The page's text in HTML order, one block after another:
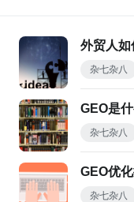
外贸人如
杂七杂八
GEO是
杂七杂八
GEO优
杂七杂八